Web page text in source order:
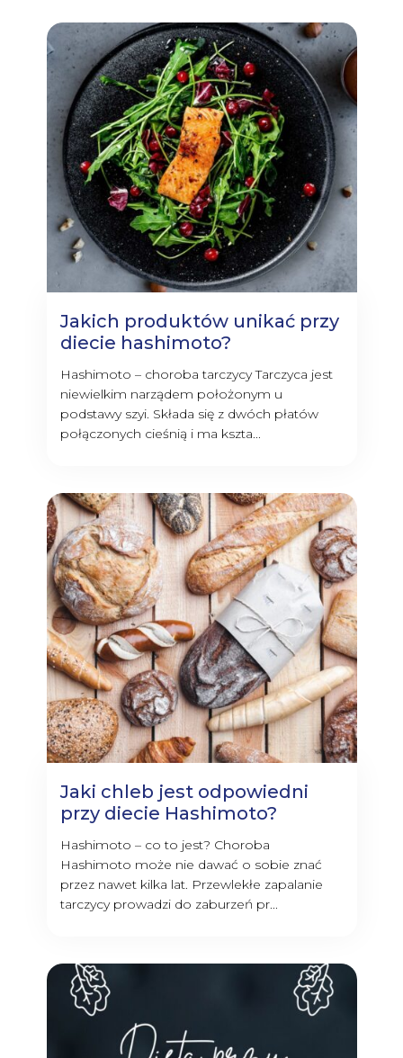
Jakich produktów unikać przy
diecie hashimoto?
Hashimoto – choroba tarczycy Tarczyca jest
niewielkim narządem położonym u
podstawy szyi. Składa się z dwóch płatów
połączonych cieśnią i ma kszta...
Jaki chleb jest odpowiedni
przy diecie Hashimoto?
Hashimoto – co to jest? Choroba
Hashimoto może nie dawać o sobie znać
przez nawet kilka lat. Przewlekłe zapalanie
tarczycy prowadzi do zaburzeń pr...